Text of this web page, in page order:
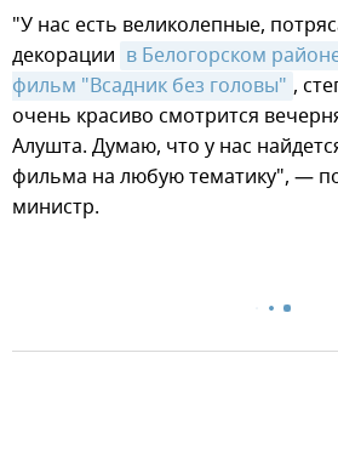
"У нас есть великолепные,
декорации в Белогорском
фильм "Всадник без головы" ,
очень красиво смотрится
Алушта. Думаю, что у нас
фильма на любую тематику", —
министр.